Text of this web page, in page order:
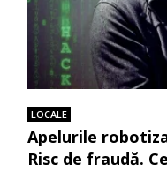
LOCALE
Apelurile
Risc de fraudă.